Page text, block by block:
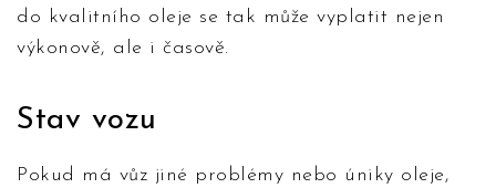
do kvalitního oleje se tak může vyplatit nejen
výkonově, ale i časově.
Stav vozu
Pokud má vůz jiné problémy nebo úniky oleje,